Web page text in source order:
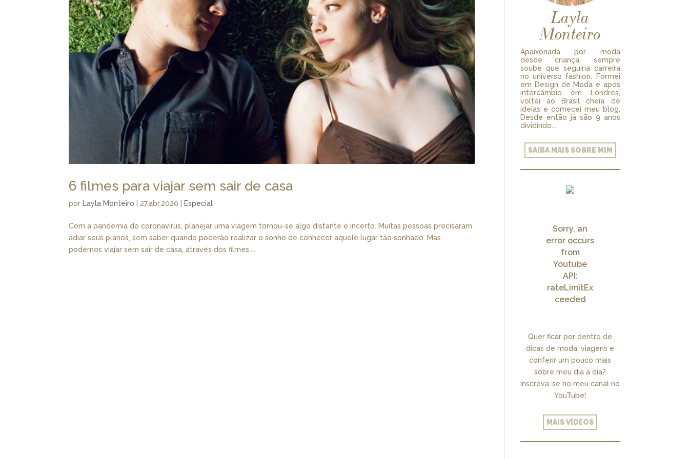
6 filmes para viajar sem sair de casa
porLayla Monteiro | 27.abr.2020 |Especial
Com a pandemia do coronavírus, planejar uma viagem tornou-se algo distante e incerto. Muitas pessoas precisaram
adiar seus planos, sem saber quando poderão realizar o sonho de conhecer aquele lugar tão sonhado. Mas
podemos viajar sem sair de casa, através dos filmes....
Layla
Monteiro
Apaixonada por moda
desde criança, sempre
soube que seguiria carreira
no universo fashion. Formei
em Design de Moda e após
intercâmbio em Londres,
voltei ao Brasil cheia de
ideias e comecei meu blog.
Desde então já são 9 anos
dividindo...
SAIBA MAIS SOBRE MIM
Sorry, an
error occurs
from
Youtube
API:
rateLimitEx
ceeded
Quer ficar por dentro de
dicas de moda, viagens e
conferir um pouco mais
sobre meu dia a dia?
Inscreva-se no meu canal no
YouTube!
MAIS VÍDEOS